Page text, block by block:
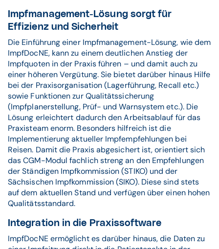
Impfmanagement-Lösung sorgt für
Effizienz und Sicherheit
Die Einführung einer Impfmanagement-Lösung, wie dem
ImpfDocNE, kann zu einem deutlichen Anstieg der
Impfquoten in der Praxis führen – und damit auch zu
einer höheren Vergütung. Sie bietet darüber hinaus Hilfe
bei der Praxisorganisation (Lagerführung, Recall etc.)
sowie Funktionen zur Qualitätssicherung
(Impfplanerstellung, Prüf- und Warnsystem etc.). Die
Lösung erleichtert dadurch den Arbeitsablauf für das
Praxisteam enorm. Besonders hilfreich ist die
Implementierung aktueller Impfempfehlungen bei
Reisen. Damit die Praxis abgesichert ist, orientiert sich
das CGM-Modul fachlich streng an den Empfehlungen
der Ständigen Impfkommission (STIKO) und der
Sächsischen Impfkommission (SIKO). Diese sind stets
auf dem aktuellen Stand und verfügen über einen hohen
Qualitätsstandard.
Integration in die Praxissoftware
ImpfDocNE ermöglicht es darüber hinaus, die Daten zu